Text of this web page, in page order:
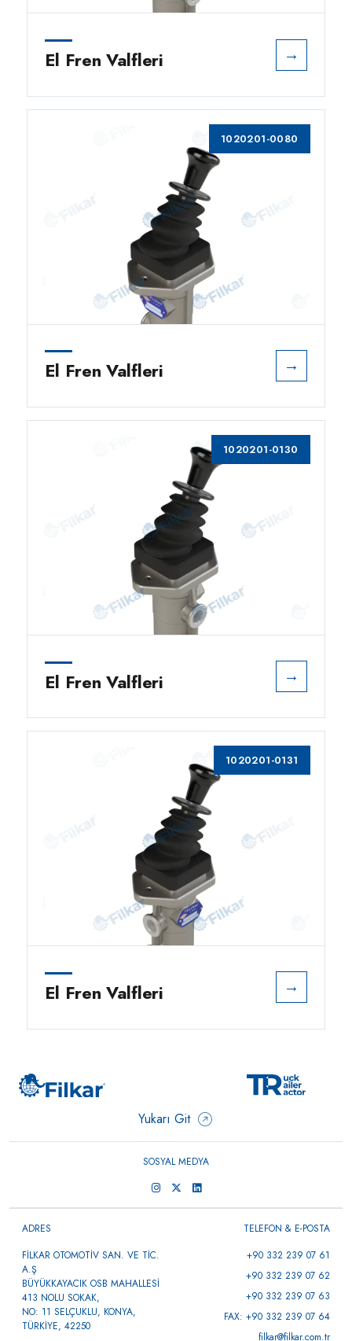
El Fren Valfleri →
1020201-0080
El Fren Valfleri →
1020201-0130
El Fren Valfleri →
1020201-0131
El Fren Valfleri →
Yukarı Git
SOSYAL MEDYA
ADRES
FİLKAR OTOMOTİV SAN. VE TİC.
A.Ş
BÜYÜKKAYACIK OSB MAHALLESİ
413 NOLU SOKAK,
NO: 11 SELÇUKLU, KONYA,
TÜRKİYE, 42250
TELEFON & E-POSTA
+90 332 239 07 61
+90 332 239 07 62
+90 332 239 07 63
FAX: +90 332 239 07 64
filkar@filkar.com.tr